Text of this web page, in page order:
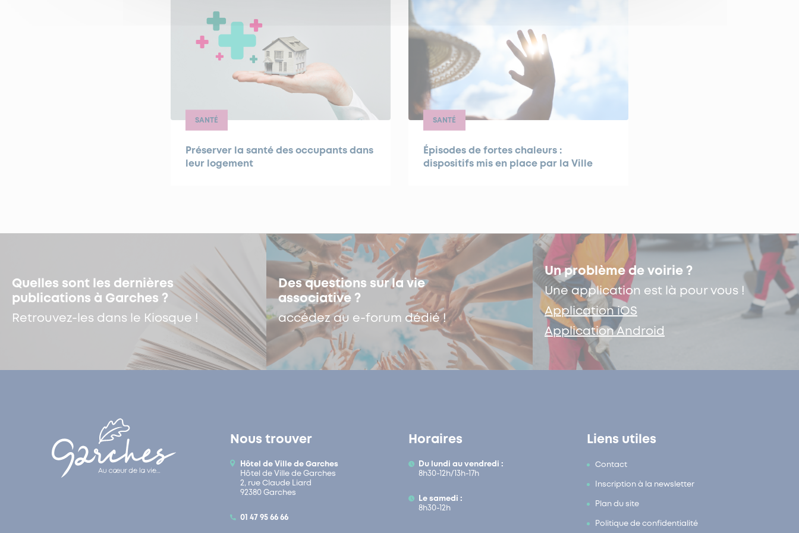
SANTÉ
Préserver la santé des occupants dans
leur logement
SANTÉ
Épisodes de fortes chaleurs :
dispositifs mis en place par la Ville
Quelles sont les dernières
publications à Garches ?
Retrouvez-les dans le Kiosque !
Des questions sur la vie
associative ?
accédez au e-forum dédié !
Un problème de voirie ?
Une application est là pour vous !
Application iOS
Application Android
Nous trouver
Hôtel de Ville de Garches
Hôtel de Ville de Garches
2, rue Claude Liard
92380 Garches
01 47 95 66 66
Horaires
Du lundi au vendredi :
8h30-12h/13h-17h
Le samedi :
8h30-12h
Liens utiles
Contact
Inscription à la newsletter
Plan du site
Politique de confidentialité